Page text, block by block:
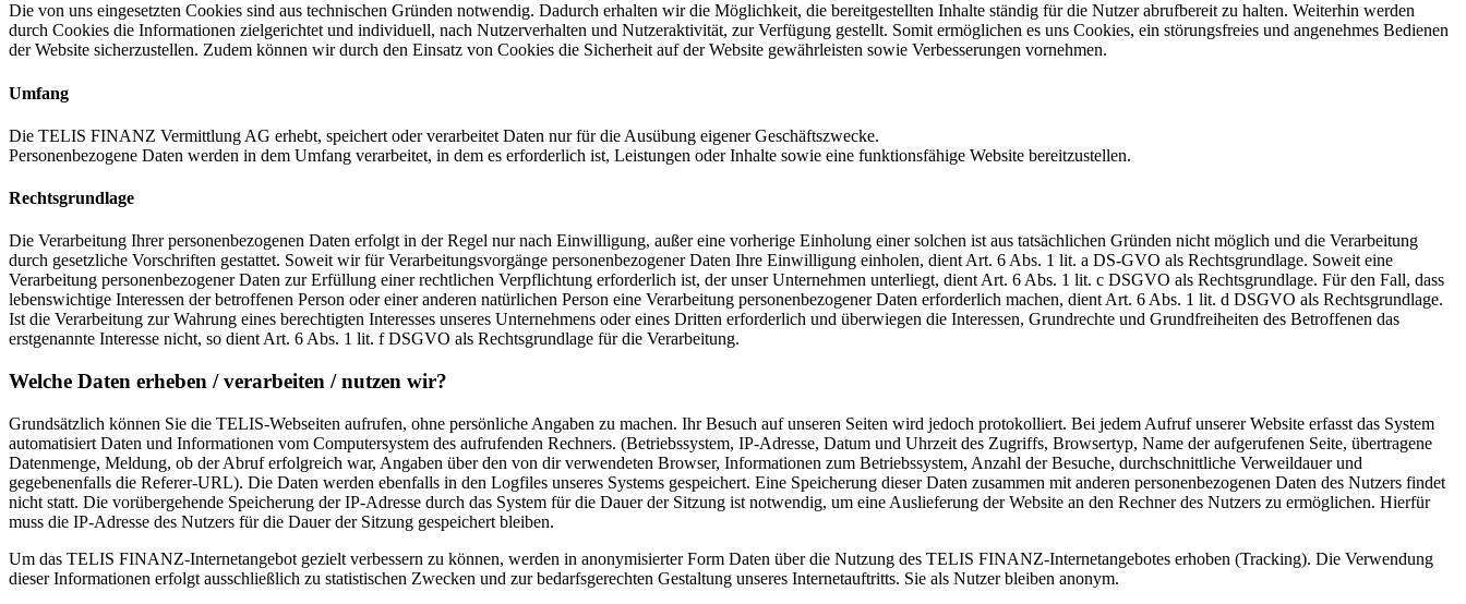
Die von uns eingesetzten Cookies sind aus technischen Gründen notwendig. Dadurch erhalten wir die Möglichkeit, die bereitgestellten Inhalte ständig für die Nutzer abrufbereit zu halten. Weiterhin werden
durch Cookies die Informationen zielgerichtet und individuell, nach Nutzerverhalten und Nutzeraktivität, zur Verfügung gestellt. Somit ermöglichen es uns Cookies, ein störungsfreies und angenehmes Bedienen
der Website sicherzustellen. Zudem können wir durch den Einsatz von Cookies die Sicherheit auf der Website gewährleisten sowie Verbesserungen vornehmen.
Umfang
Die TELIS FINANZ Vermittlung AG erhebt, speichert oder verarbeitet Daten nur für die Ausübung eigener Geschäftszwecke.
Personenbezogene Daten werden in dem Umfang verarbeitet, in dem es erforderlich ist, Leistungen oder Inhalte sowie eine funktionsfähige Website bereitzustellen.
Rechtsgrundlage
Die Verarbeitung Ihrer personenbezogenen Daten erfolgt in der Regel nur nach Einwilligung, außer eine vorherige Einholung einer solchen ist aus tatsächlichen Gründen nicht möglich und die Verarbeitung
durch gesetzliche Vorschriften gestattet. Soweit wir für Verarbeitungsvorgänge personenbezogener Daten Ihre Einwilligung einholen, dient Art. 6 Abs. 1 lit. a DS-GVO als Rechtsgrundlage. Soweit eine
Verarbeitung personenbezogener Daten zur Erfüllung einer rechtlichen Verpflichtung erforderlich ist, der unser Unternehmen unterliegt, dient Art. 6 Abs. 1 lit. c DSGVO als Rechtsgrundlage. Für den Fall, dass
lebenswichtige Interessen der betroffenen Person oder einer anderen natürlichen Person eine Verarbeitung personenbezogener Daten erforderlich machen, dient Art. 6 Abs. 1 lit. d DSGVO als Rechtsgrundlage.
Ist die Verarbeitung zur Wahrung eines berechtigten Interesses unseres Unternehmens oder eines Dritten erforderlich und überwiegen die Interessen, Grundrechte und Grundfreiheiten des Betroffenen das
erstgenannte Interesse nicht, so dient Art. 6 Abs. 1 lit. f DSGVO als Rechtsgrundlage für die Verarbeitung.
Welche Daten erheben / verarbeiten / nutzen wir?
Grundsätzlich können Sie die TELIS-Webseiten aufrufen, ohne persönliche Angaben zu machen. Ihr Besuch auf unseren Seiten wird jedoch protokolliert. Bei jedem Aufruf unserer Website erfasst das System
automatisiert Daten und Informationen vom Computersystem des aufrufenden Rechners. (Betriebssystem, IP-Adresse, Datum und Uhrzeit des Zugriffs, Browsertyp, Name der aufgerufenen Seite, übertragene
Datenmenge, Meldung, ob der Abruf erfolgreich war, Angaben über den von dir verwendeten Browser, Informationen zum Betriebssystem, Anzahl der Besuche, durchschnittliche Verweildauer und
gegebenenfalls die Referer-URL). Die Daten werden ebenfalls in den Logfiles unseres Systems gespeichert. Eine Speicherung dieser Daten zusammen mit anderen personenbezogenen Daten des Nutzers findet
nicht statt. Die vorübergehende Speicherung der IP-Adresse durch das System für die Dauer der Sitzung ist notwendig, um eine Auslieferung der Website an den Rechner des Nutzers zu ermöglichen. Hierfür
muss die IP-Adresse des Nutzers für die Dauer der Sitzung gespeichert bleiben.
Um das TELIS FINANZ-Internetangebot gezielt verbessern zu können, werden in anonymisierter Form Daten über die Nutzung des TELIS FINANZ-Internetangebotes erhoben (Tracking). Die Verwendung
dieser Informationen erfolgt ausschließlich zu statistischen Zwecken und zur bedarfsgerechten Gestaltung unseres Internetauftritts. Sie als Nutzer bleiben anonym.